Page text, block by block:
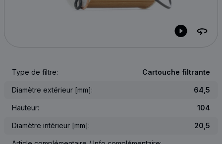
Type de filtre: Cartouche filtrante
Diamètre extérieur [mm]: 64,5
Hauteur: 104
Diamètre intérieur [mm]: 20,5